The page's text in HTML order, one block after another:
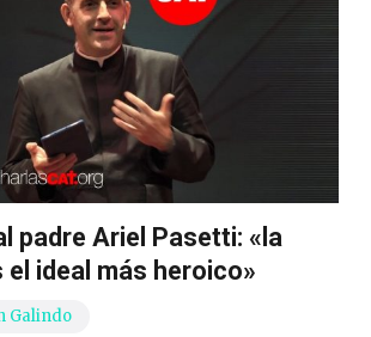
padre Ariel Pasetti: «la
el ideal más heroico»
Galindo